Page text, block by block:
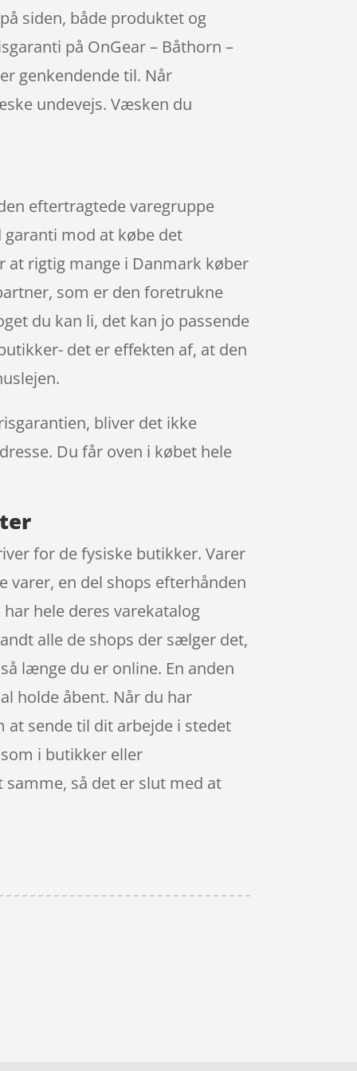
siden, både produktet og
på OnGear – Båthorn –
genkendende til. Når
undevejs. Væsken du
eftertragtede varegruppe
garanti mod at købe det
at rigtig mange i Danmark køber
som er den foretrukne
du kan li, det kan jo passende
det er effekten af, at den
bliver det ikke
Du får oven i købet hele
for de fysiske butikker. Varer
varer, en del shops efterhånden
hele deres varekatalog
alle de shops der sælger det,
længe du er online. En anden
holde åbent. Når du har
sende til dit arbejde i stedet
i butikker eller
så det er slut med at